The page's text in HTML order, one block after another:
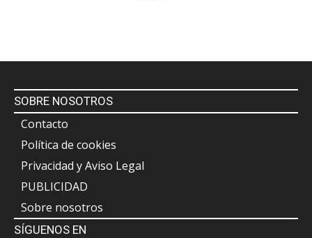
SOBRE NOSOTROS
Contacto
Política de cookies
Privacidad y Aviso Legal
PUBLICIDAD
Sobre nosotros
SÍGUENOS EN